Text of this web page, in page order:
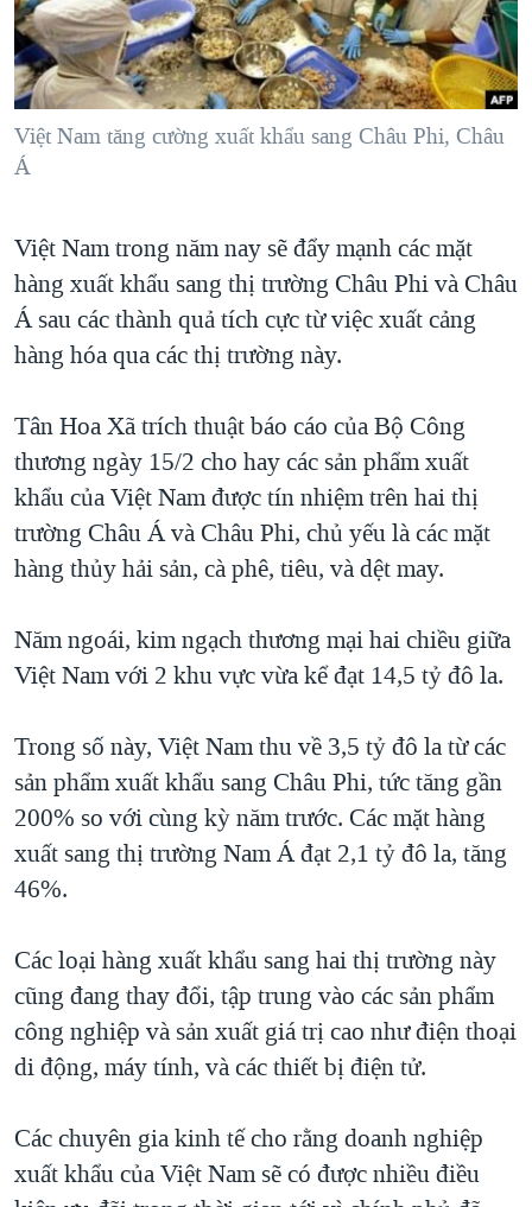
"Tìm"NGƯỜI VIỆT HẢI NGOẠI
ĐỜI SỐNG
KINH TẾ
VĂN HOÁ
THỂ THAO
GIÁO DỤC
TẠI
HÀNH TRÌNH BẦU CỬ 2024
MỘT NĂM CHIẾN TRANH TẠI DẢI GAZA
GIẢI MÃ VÀNH ĐAI & CON ĐƯỜNG
GROUND ZERO – XƯA VÀ NAY
CÁC GIÁ TRỊ CỘNG HÒA Ở VIỆT NAM
TRỊNH VĨNH BÌNH VS. CHÍNH PHỦ VIỆT NAM
NGƯ DÂN VIỆT VÀ LÀN SÓNG TRỘM HẢI SÂM
BÊN KIA QUỐC LỘ: TIẾNG VỌNG TỪ NÔNG THÔN MỸ
QUAN HỆ VIỆT MỸ
VIDEO
NGHE
MẠNG XÃ HỘI
Ngôn ngữ khác
Việt Nam tăng cường xuất khẩu sang Châu Phi, Châu
Á
Việt Nam trong năm nay sẽ đẩy mạnh các mặt
hàng xuất khẩu sang thị trường Châu Phi và Châu
Á sau các thành quả tích cực từ việc xuất cảng
hàng hóa qua các thị trường này.
Tân Hoa Xã trích thuật báo cáo của Bộ Công
thương ngày 15/2 cho hay các sản phẩm xuất
khẩu của Việt Nam được tín nhiệm trên hai thị
trường Châu Á và Châu Phi, chủ yếu là các mặt
hàng thủy hải sản, cà phê, tiêu, và dệt may.
Năm ngoái, kim ngạch thương mại hai chiều giữa
Việt Nam với 2 khu vực vừa kể đạt 14,5 tỷ đô la.
Trong số này, Việt Nam thu về 3,5 tỷ đô la từ các
sản phẩm xuất khẩu sang Châu Phi, tức tăng gần
200% so với cùng kỳ năm trước. Các mặt hàng
xuất sang thị trường Nam Á đạt 2,1 tỷ đô la, tăng
46%.
Các loại hàng xuất khẩu sang hai thị trường này
cũng đang thay đổi, tập trung vào các sản phẩm
công nghiệp và sản xuất giá trị cao như điện thoại
di động, máy tính, và các thiết bị điện tử.
Các chuyên gia kinh tế cho rằng doanh nghiệp
xuất khẩu của Việt Nam sẽ có được nhiều điều